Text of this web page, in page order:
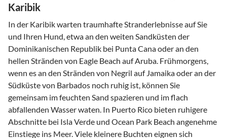
Karibik
In der Karibik warten traumhafte Stranderlebnisse auf Sie
und Ihren Hund, etwa an den weiten Sandküsten der
Dominikanischen Republik bei Punta Cana oder an den
hellen Stränden von Eagle Beach auf Aruba. Frühmorgens,
wenn es an den Stränden von Negril auf Jamaika oder an der
Südküste von Barbados noch ruhig ist, können Sie
gemeinsam im feuchten Sand spazieren und im flach
abfallenden Wasser waten. In Puerto Rico bieten ruhigere
Abschnitte bei Isla Verde und Ocean Park Beach angenehme
Einstiege ins Meer. Viele kleinere Buchten eignen sich